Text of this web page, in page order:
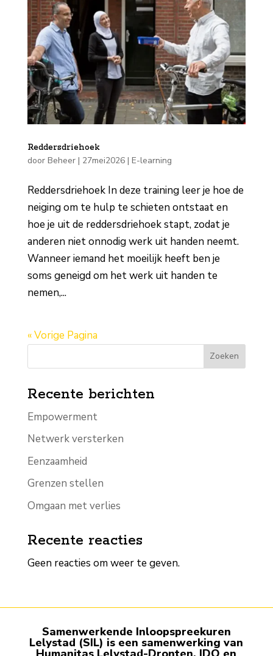
Reddersdriehoek
door Beheer| 27mei2026| E-learning
Reddersdriehoek In deze training leer je hoe de
neiging om te hulp te schieten ontstaat en
hoe je uit de reddersdriehoek stapt, zodat je
anderen niet onnodig werk uit handen neemt.
Wanneer iemand het moeilijk heeft ben je
soms geneigd om het werk uit handen te
nemen,...
« Vorige Pagina
Zoeken
Recente berichten
Empowerment
Netwerk versterken
Eenzaamheid
Grenzen stellen
Omgaan met verlies
Recente reacties
Geen reacties om weer te geven.
Samenwerkende Inloop­spreekuren
Lelystad (SIL) is een samen­werking van